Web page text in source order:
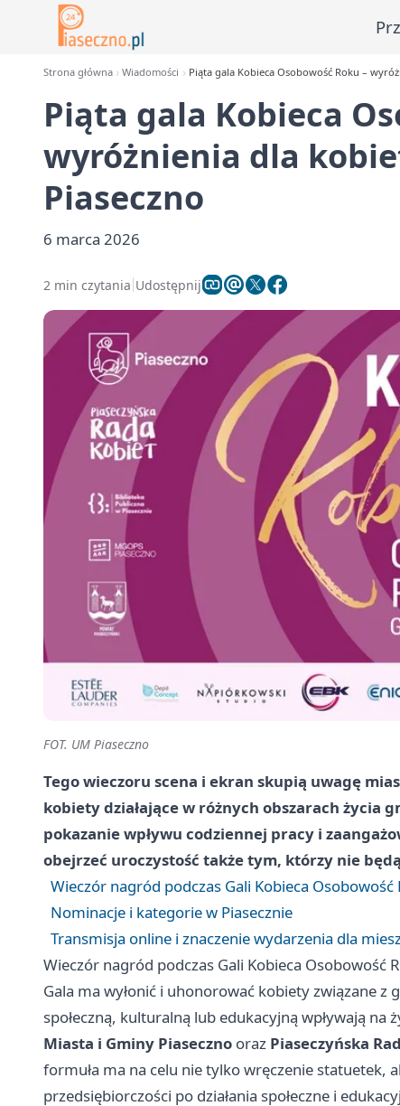
Strona główna Wiadomości Piąta gala Kobieca Osobowość Roku –
Piąta gala Kobieca
wyróżnienia dla
Piaseczno
6 marca 2026
2 min czytania Udostępnij
FOT. UM Piaseczno
Tego wieczoru scena i ekran skupią uwagę
kobiety działające w różnych obszarach życia
pokazanie wpływu codziennej pracy i
obejrzeć uroczystość także tym, którzy nie
Wieczór nagród podczas Gali Kobieca
Nominacje i kategorie w Piasecznie
Transmisja online i znaczenie wydarzenia dla
Wieczór nagród podczas Gali Kobieca Osobowość
Gala ma wyłonić i uhonorować kobiety związane z
społeczną, kulturalną lub edukacyjną wpływają
Miasta i Gminy Piaseczno oraz Piaseczyńska
formuła ma na celu nie tylko wręczenie statuetek,
przedsiębiorczości po działania społeczne i